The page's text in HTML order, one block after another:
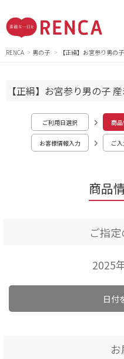
RENCA 男の子 【正絹】お宮参り男の
商品
【正絹】お宮参り男の子
ご利用日選択 商
お客様情報入力 ご
ご指
2025
日付